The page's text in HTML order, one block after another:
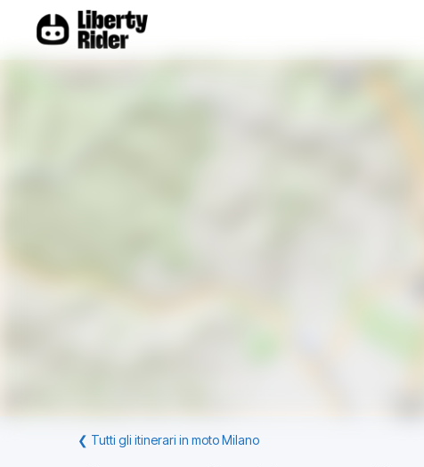
❮ Tutti gli itinerari in moto Milano